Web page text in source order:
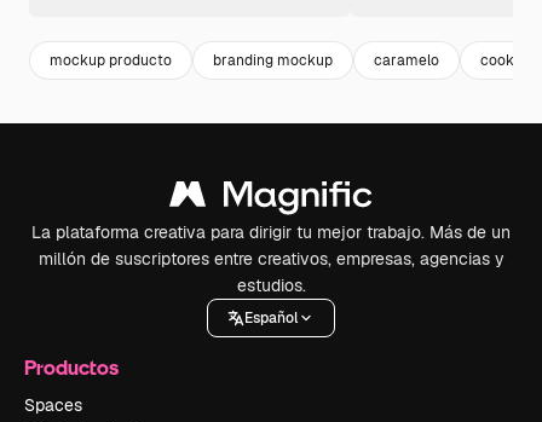
mockup producto branding mockup caramelo cookies
La plataforma creativa para dirigir tu mejor trabajo. Más de un
millón de suscriptores entre creativos, empresas, agencias y
estudios.
Español
Productos
Spaces